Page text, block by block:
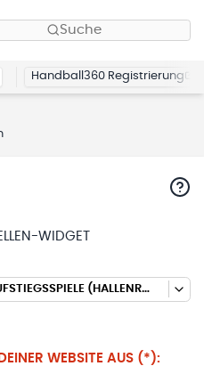
Suche
Handball360 Registrierung
WIDGET
MÄNNER LANDESVERBÄNDE AUFSTIEGSSPIELE (HALLENRUNDE 2025/2026)
WEBSITE AUS (*):